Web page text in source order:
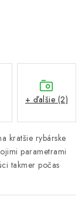
kratšie rybárske
parametrami
takmer počas
+ ďalšie (2)